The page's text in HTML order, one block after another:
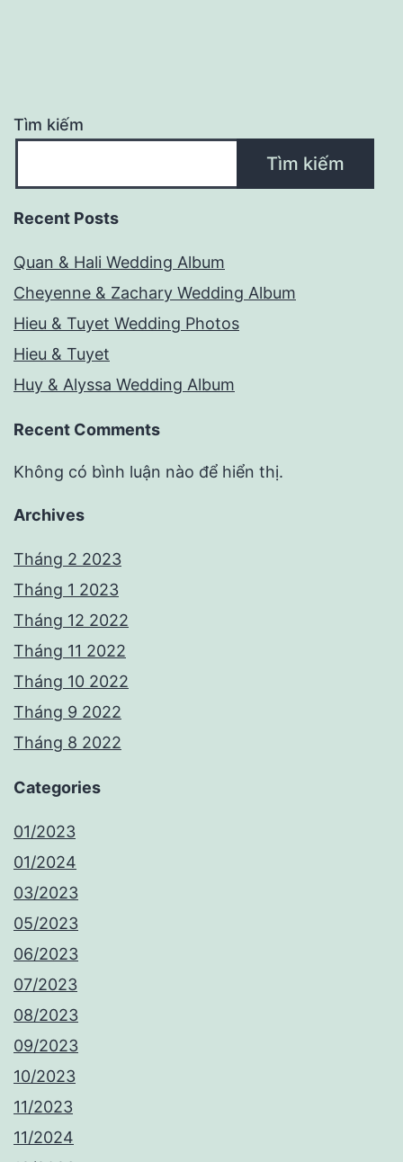
Tìm kiếm
Tìm kiếm
Recent Posts
Quan & Hali Wedding Album
Cheyenne & Zachary Wedding Album
Hieu & Tuyet Wedding Photos
Hieu & Tuyet
Huy & Alyssa Wedding Album
Recent Comments
Không có bình luận nào để hiển thị.
Archives
Tháng 2 2023
Tháng 1 2023
Tháng 12 2022
Tháng 11 2022
Tháng 10 2022
Tháng 9 2022
Tháng 8 2022
Categories
01/2023
01/2024
03/2023
05/2023
06/2023
07/2023
08/2023
09/2023
10/2023
11/2023
11/2024